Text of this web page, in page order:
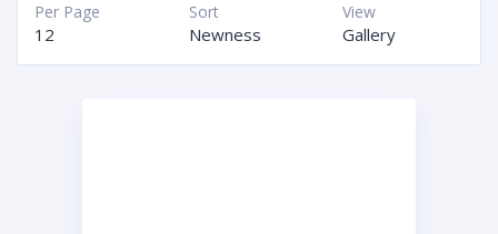
View
Gallery
Sort
Newness
Per Page
12